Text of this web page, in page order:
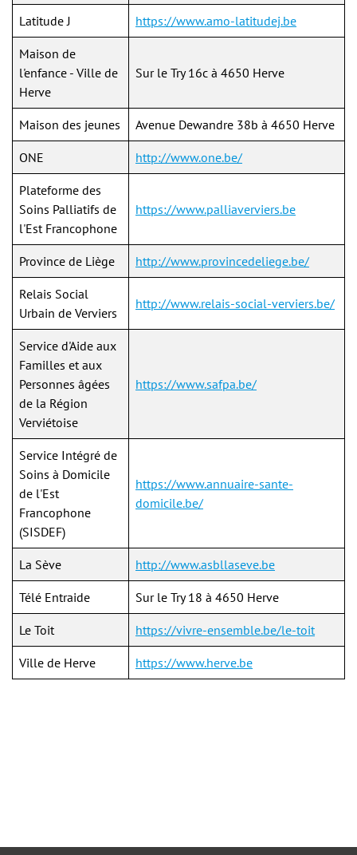
Latitude J https://www.amo-latitudej.be
Maison de
l'enfance - Ville de
Herve
Sur le Try 16c à 4650 Herve
Maison des jeunes Avenue Dewandre 38b à 4650 Herve
ONE http://www.one.be/
Plateforme des
Soins Palliatifs de
l'Est Francophone
https://www.palliaverviers.be
Province de Liège http://www.provincedeliege.be/
Relais Social
Urbain de Verviers
http://www.relais-social-verviers.be/
Service d'Aide aux
Familles et aux
Personnes âgées
de la Région
Verviétoise
https://www.safpa.be/
Service Intégré de
Soins à Domicile
de l'Est
Francophone
(SISDEF)
https://www.annuaire-sante-
domicile.be/
La Sève http://www.asbllaseve.be
Télé Entraide Sur le Try 18 à 4650 Herve
Le Toit https://vivre-ensemble.be/le-toit
Ville de Herve https://www.herve.be